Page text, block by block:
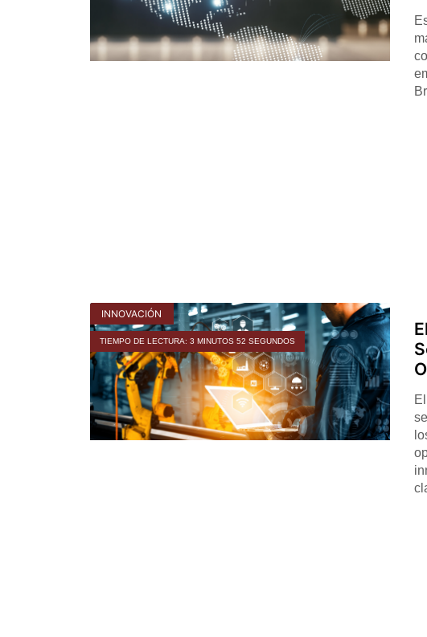
INNOVACIÓN
TIEMPO DE LECTURA: 3 MINUTOS 52 SEGUNDOS